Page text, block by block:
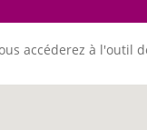
accéderez à